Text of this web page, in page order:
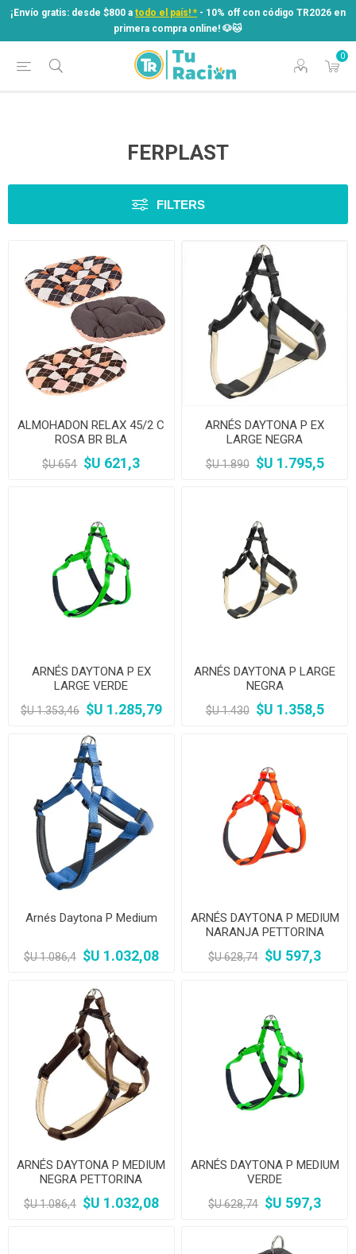
¡Envío gratis: desde $800 a todo el país! * - 10% off con código TR2026 en
primera compra online! ​🐶​🐱
0
¡Envío gratis: desde $800 atodo el país! *
- 10% off con código TR2026 en
primera compra online! ​🐶​🐱
FERPLAST
FILTERS
ALMOHADON RELAX 45/2 C
ROSA BR BLA
$U 654 $U 621,3
ARNÉS DAYTONA P EX
LARGE NEGRA
$U 1.890 $U 1.795,5
ARNÉS DAYTONA P EX
LARGE VERDE
$U 1.353,46 $U 1.285,79
ARNÉS DAYTONA P LARGE
NEGRA
$U 1.430 $U 1.358,5
Arnés Daytona P Medium
$U 1.086,4 $U 1.032,08
ARNÉS DAYTONA P MEDIUM
NARANJA PETTORINA
$U 628,74 $U 597,3
ARNÉS DAYTONA P MEDIUM
NEGRA PETTORINA
$U 1.086,4 $U 1.032,08
ARNÉS DAYTONA P MEDIUM
VERDE
$U 628,74 $U 597,3